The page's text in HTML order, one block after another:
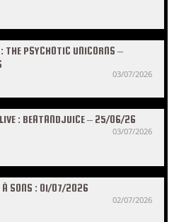
: THE PSYCHOTIC UNICORNS –
03/07/2026
: BEATANDJUICE – 25/06/26
03/07/2026
À SONS : 01/07/2026
02/07/2026